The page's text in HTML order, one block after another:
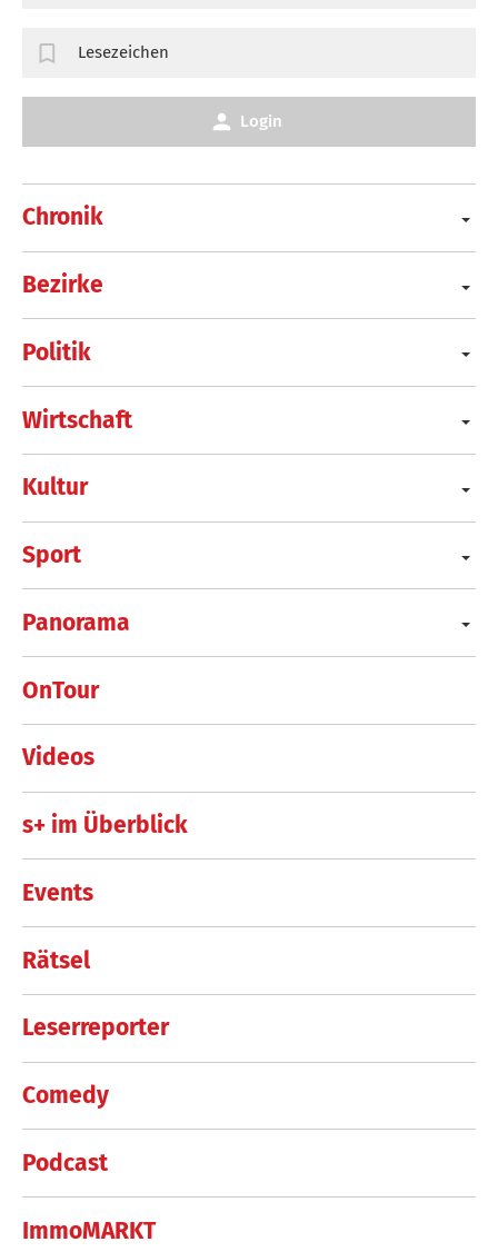
Chronik
Bezirke
Politik
Wirtschaft
Kultur
Sport
Panorama
OnTour
Videos
s+ im Überblick
Events
Rätsel
Leserreporter
Comedy
Podcast
ImmoMARKT
Lesezeichen
Login